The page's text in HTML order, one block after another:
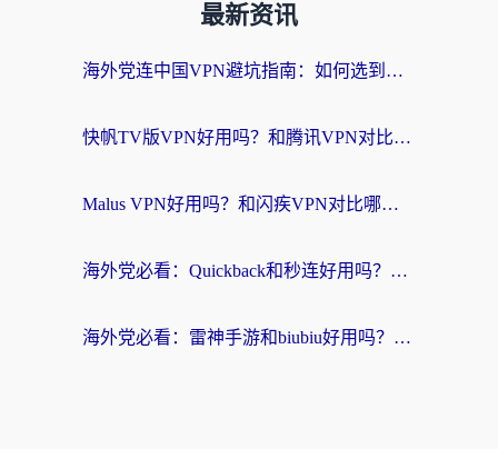
最新资讯
海外党连中国VPN避坑指南：如何选到真正能无缝刷国内资源的加速器？
快帆TV版VPN好用吗？和腾讯VPN对比哪个回国效果更好？海外党必看的真实体验指南
Malus VPN好用吗？和闪疾VPN对比哪个回国效果更好？海外华人的实用避坑指南
海外党必看：Quickback和秒连好用吗？3步选对回国加速器，无缝刷国内资源
海外党必看：雷神手游和biubiu好用吗？3招选对回国加速器无缝刷国内资源